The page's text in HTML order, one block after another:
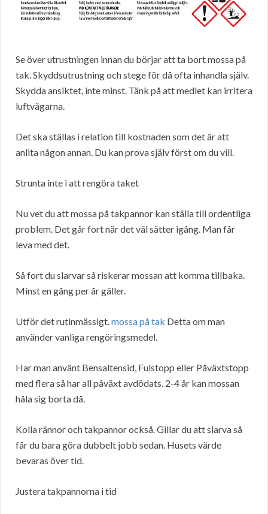
Se över utrustningen innan du börjar att ta bort mossa på
tak. Skyddsutrustning och stege för då ofta inhandla själv.
Skydda ansiktet, inte minst. Tänk på att medlet kan irritera
luftvägarna.
Det ska ställas i relation till kostnaden som det är att
anlita någon annan. Du kan prova själv först om du vill.
Strunta inte i att rengöra taket
Nu vet du att mossa på takpannor kan ställa till ordentliga
problem. Det går fort när det väl sätter igång. Man får
leva med det.
Så fort du slarvar så riskerar mossan att komma tillbaka.
Minst en gång per år gäller.
Utför det rutinmässigt.mossa på tak Detta om man
använder vanliga rengöringsmedel.
Har man använt Bensaltensid, Fulstopp eller Påväxtstopp
med flera så har all påväxt avdödats. 2-4 år kan mossan
håla sig borta då.
Kolla rännor och takpannor också. Gillar du att slarva så
får du bara göra dubbelt jobb sedan. Husets värde
bevaras över tid.
Justera takpannorna i tid